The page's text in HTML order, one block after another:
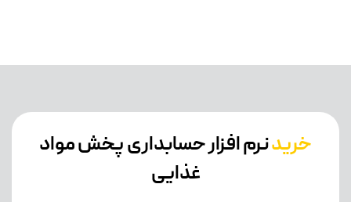
خریدنرم افزار حسابداری پخش مواد
غذایی